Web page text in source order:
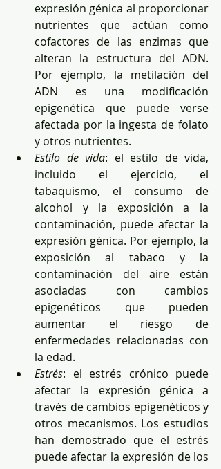
expresión génica al proporcionar
nutrientes que actúan como
cofactores de las enzimas que
alteran la estructura del ADN.
Por ejemplo, la metilación del
ADN es una modificación
epigenética que puede verse
afectada por la ingesta de folato
y otros nutrientes.
Estilo de vida: el estilo de vida,
incluido el ejercicio, el
tabaquismo, el consumo de
alcohol y la exposición a la
contaminación, puede afectar la
expresión génica. Por ejemplo, la
exposición al tabaco y la
contaminación del aire están
asociadas con cambios
epigenéticos que pueden
aumentar el riesgo de
enfermedades relacionadas con
la edad.
Estrés: el estrés crónico puede
afectar la expresión génica a
través de cambios epigenéticos y
otros mecanismos. Los estudios
han demostrado que el estrés
puede afectar la expresión de los